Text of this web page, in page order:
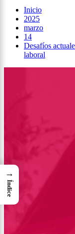
Inicio
2025
marzo
14
Desafíos
laboral
→
Índice